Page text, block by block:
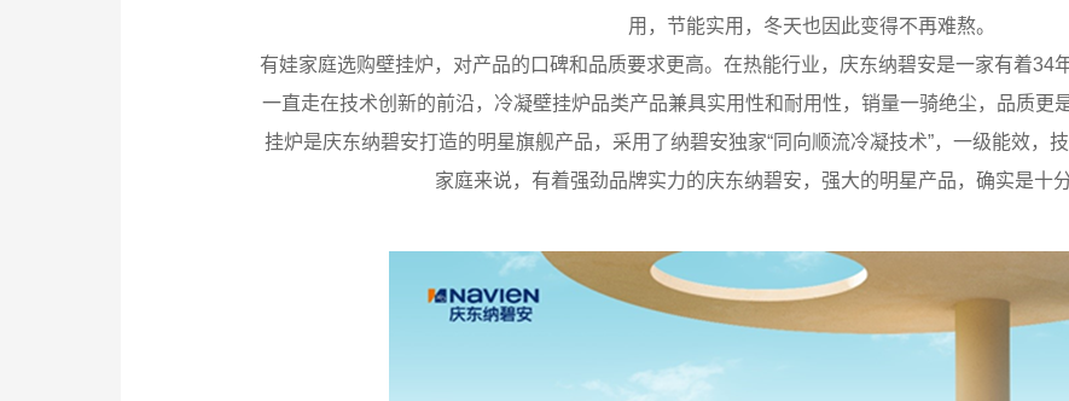
用，节能实用，冬天也因此变得不再难熬。
有娃家庭选购壁挂炉，对产品的口碑和品质要求更高。在热能行业，庆东纳碧安是一家有着34
一直走在技术创新的前沿，冷凝壁挂炉品类产品兼具实用性和耐用性，销量一骑绝尘，品质更
挂炉是庆东纳碧安打造的明星旗舰产品，采用了纳碧安独家“同向顺流冷凝技术”，一级能效，
家庭来说，有着强劲品牌实力的庆东纳碧安，强大的明星产品，确实是十